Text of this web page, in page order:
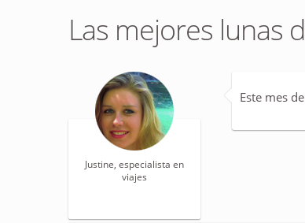
Las mejores lunas
Justine, especialista en
viajes
Este mes